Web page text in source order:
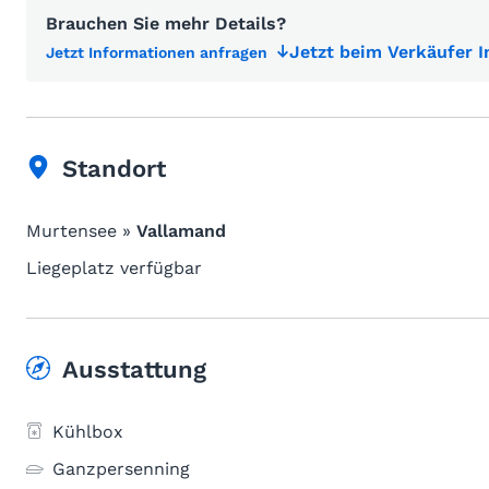
Brauchen Sie mehr Details?
Jetzt Informationen anfragen Jetzt beim Verkäufer
Standort
Murtensee » Vallamand
Liegeplatz verfügbar
Ausstattung
Kühlbox
Ganzpersenning